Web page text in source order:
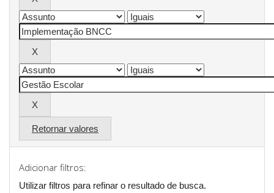
Retornar valores
Adicionar filtros:
Utilizar filtros para refinar o resultado de busca.